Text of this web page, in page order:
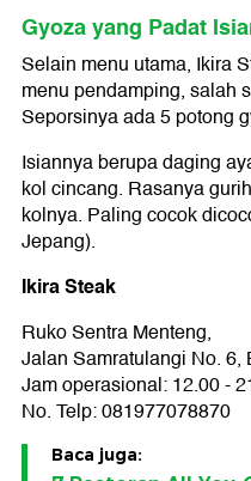
Gyoza yang Padat
Selain menu utama, Ikira
menu pendamping, salah
Seporsinya ada 5 potong
Isiannya berupa daging
kol cincang. Rasanya
kolnya. Paling cocok
Jepang).
Ikira Steak
Ruko Sentra Menteng,
Jalan Samratulangi No. 6,
Jam operasional: 12.00 -
No. Telp: 081977078870
Baca juga: